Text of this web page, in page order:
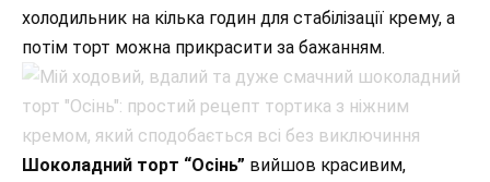
холодильник на кілька годин для стабілізації крему, а
потім торт можна прикрасити за бажанням.
Шоколадний торт “Осінь” вийшов красивим,